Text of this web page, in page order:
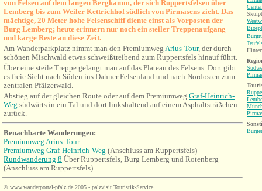
von Felsen auf dem langen Bergkamm, der sich Ruppertsfelsen über
Lemberg bis zum Weiler Kettrichhof südlich von Pirmasens zieht. Das
mächtige, 20 Meter hohe Felsenschiff diente einst als Vorposten der
Burg Lemberg; heute erinnern nur noch ein steiler Treppenaufgang
und karge Reste an diese Zeit.
Am Wanderparkplatz nimmt man den Premiumweg Arius-Tour, der durch
schönen Mischwald etwas schweißtreibend zum Ruppertsfels hinauf führt.
Über eine steile Treppe gelangt man auf das Plateau des Felsens. Dort gibt
es freie Sicht nach Süden ins Dahner Felsenland und nach Nordosten zum
zentralen Pfälzerwald.
Abstieg auf der gleichen Route oder auf dem Premiumweg Graf-Heinrich-
Weg südwärts in ein Tal und dort linkshaltend auf einem Asphaltsträßchen
zurück.
Benachbarte Wanderungen:
Premiumweg Arius-Tour
Premiumweg Graf-Heinrich-Weg (Anschluss am Ruppertsfels)
Rundwanderung 8 Über Ruppertsfels, Burg Lemberg und Rotenberg
(Anschluss am Ruppertsfels)
© www.wanderportal-pfalz.de 2005 - palzvisit Touristik-Service
Center